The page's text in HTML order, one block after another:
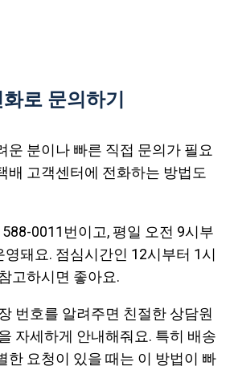
로 문의하기
운 분이나 빠른 직접 문의가 필요
배 고객센터에 전화하는 방법도
0011번이고, 평일 오전 9시부
영돼요. 점심시간인 12시부터 1시
고하시면 좋아요.
번호를 알려주면 친절한 상담원
자세하게 안내해줘요. 특히 배송
한 요청이 있을 때는 이 방법이 빠